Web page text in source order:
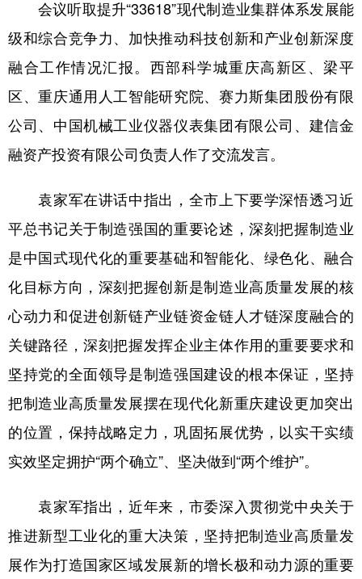
会议听取提升“33618”现代制造业集群体系发展能
级和综合竞争力、加快推动科技创新和产业创新深度
融合工作情况汇报。西部科学城重庆高新区、梁平
区、重庆通用人工智能研究院、赛力斯集团股份有限
公司、中国机械工业仪器仪表集团有限公司、建信金
融资产投资有限公司负责人作了交流发言。
袁家军在讲话中指出，全市上下要学深悟透习近
平总书记关于制造强国的重要论述，深刻把握制造业
是中国式现代化的重要基础和智能化、绿色化、融合
化目标方向，深刻把握创新是制造业高质量发展的核
心动力和促进创新链产业链资金链人才链深度融合的
关键路径，深刻把握发挥企业主体作用的重要要求和
坚持党的全面领导是制造强国建设的根本保证，坚持
把制造业高质量发展摆在现代化新重庆建设更加突出
的位置，保持战略定力，巩固拓展优势，以实干实绩
实效坚定拥护“两个确立”、坚决做到“两个维护”。
袁家军指出，近年来，市委深入贯彻党中央关于
推进新型工业化的重大决策，坚持把制造业高质量发
展作为打造国家区域发展新的增长极和动力源的重要